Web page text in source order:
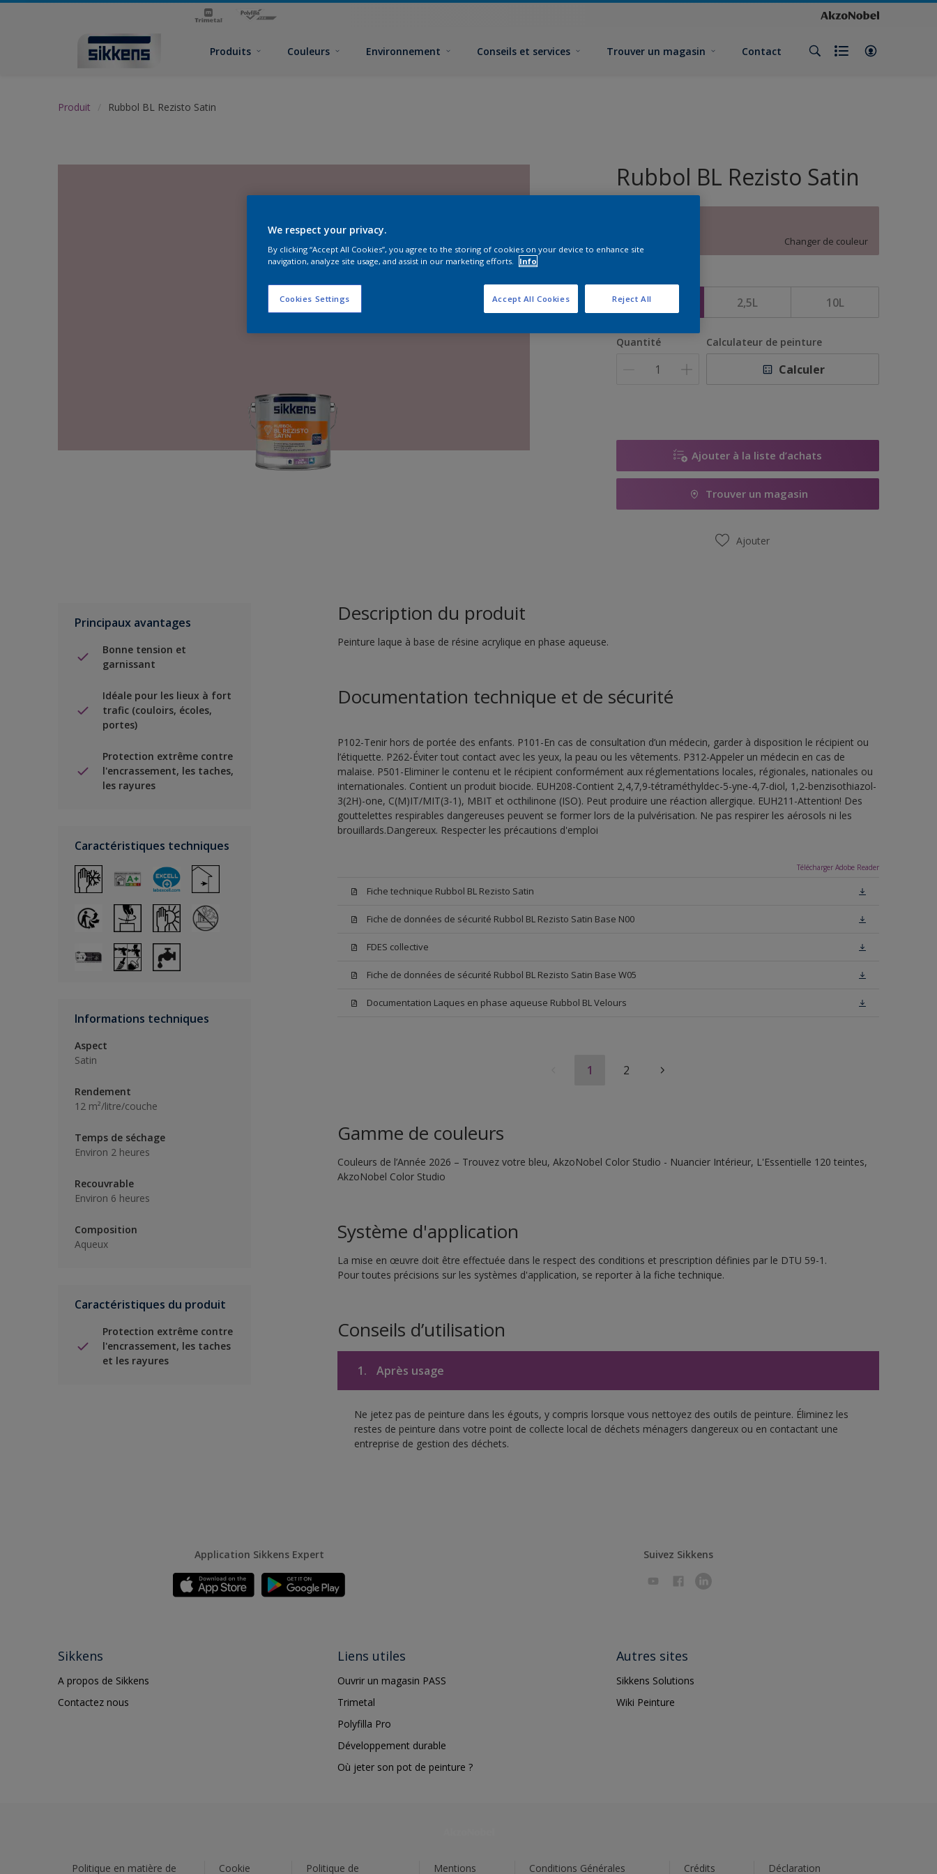
Produits Couleurs Environnement Conseils et services Trouver un magasin Contact
Produit Rubbol BL Rezisto Satin
Rubbol BL Rezisto Satin
Changer de couleur
2,5L 10L
Quantité Calculateur de peinture
Calculer
Ajouter à la liste d’achats
Trouver un magasin
Ajouter
Principaux avantages
Bonne tension et
garnissant
Idéale pour les lieux à fort
trafic (couloirs, écoles,
portes)
Protection extrême contre
l'encrassement, les taches,
les rayures
Caractéristiques techniques
Informations techniques
Aspect
Satin
Rendement
12 m²/litre/couche
Temps de séchage
Environ 2 heures
Recouvrable
Environ 6 heures
Composition
Aqueux
Caractéristiques du produit
Protection extrême contre
l'encrassement, les taches
et les rayures
Description du produit
Peinture laque à base de résine acrylique en phase aqueuse.
Documentation technique et de sécurité
P102-Tenir hors de portée des enfants. P101-En cas de consultation d’un médecin, garder à disposition le récipient ou
l’étiquette. P262-Éviter tout contact avec les yeux, la peau ou les vêtements. P312-Appeler un médecin en cas de
malaise. P501-Eliminer le contenu et le récipient conformément aux réglementations locales, régionales, nationales ou
internationales. Contient un produit biocide. EUH208-Contient 2,4,7,9-tétraméthyldec-5-yne-4,7-diol, 1,2-benzisothiazol-
3(2H)-one, C(M)IT/MIT(3-1), MBIT et octhilinone (ISO). Peut produire une réaction allergique. EUH211-Attention! Des
gouttelettes respirables dangereuses peuvent se former lors de la pulvérisation. Ne pas respirer les aérosols ni les
brouillards.Dangereux. Respecter les précautions d'emploi
Télécharger Adobe Reader
Fiche technique Rubbol BL Rezisto Satin
Fiche de données de sécurité Rubbol BL Rezisto Satin Base N00
FDES collective
Fiche de données de sécurité Rubbol BL Rezisto Satin Base W05
Documentation Laques en phase aqueuse Rubbol BL Velours
1 2
Gamme de couleurs
Couleurs de l’Année 2026 – Trouvez votre bleu, AkzoNobel Color Studio - Nuancier Intérieur, L'Essentielle 120 teintes,
AkzoNobel Color Studio
Système d'application
La mise en œuvre doit être effectuée dans le respect des conditions et prescription définies par le DTU 59-1.
Pour toutes précisions sur les systèmes d'application, se reporter à la fiche technique.
Conseils d’utilisation
1. Après usage
Ne jetez pas de peinture dans les égouts, y compris lorsque vous nettoyez des outils de peinture. Éliminez les
restes de peinture dans votre point de collecte local de déchets ménagers dangereux ou en contactant une
entreprise de gestion des déchets.
Application Sikkens Expert Suivez Sikkens
Sikkens
A propos de Sikkens
Contactez nous
Liens utiles
Ouvrir un magasin PASS
Trimetal
Polyfilla Pro
Développement durable
Où jeter son pot de peinture ?
Autres sites
Sikkens Solutions
Wiki Peinture
Politique en matière de Cookie Politique de Mentions Conditions Générales Crédits Déclaration
We respect your privacy.
By clicking “Accept All Cookies”, you agree to the storing of cookies on your device to enhance site
navigation, analyze site usage, and assist in our marketing efforts.
Info
Cookies Settings Reject All
Accept All Cookies